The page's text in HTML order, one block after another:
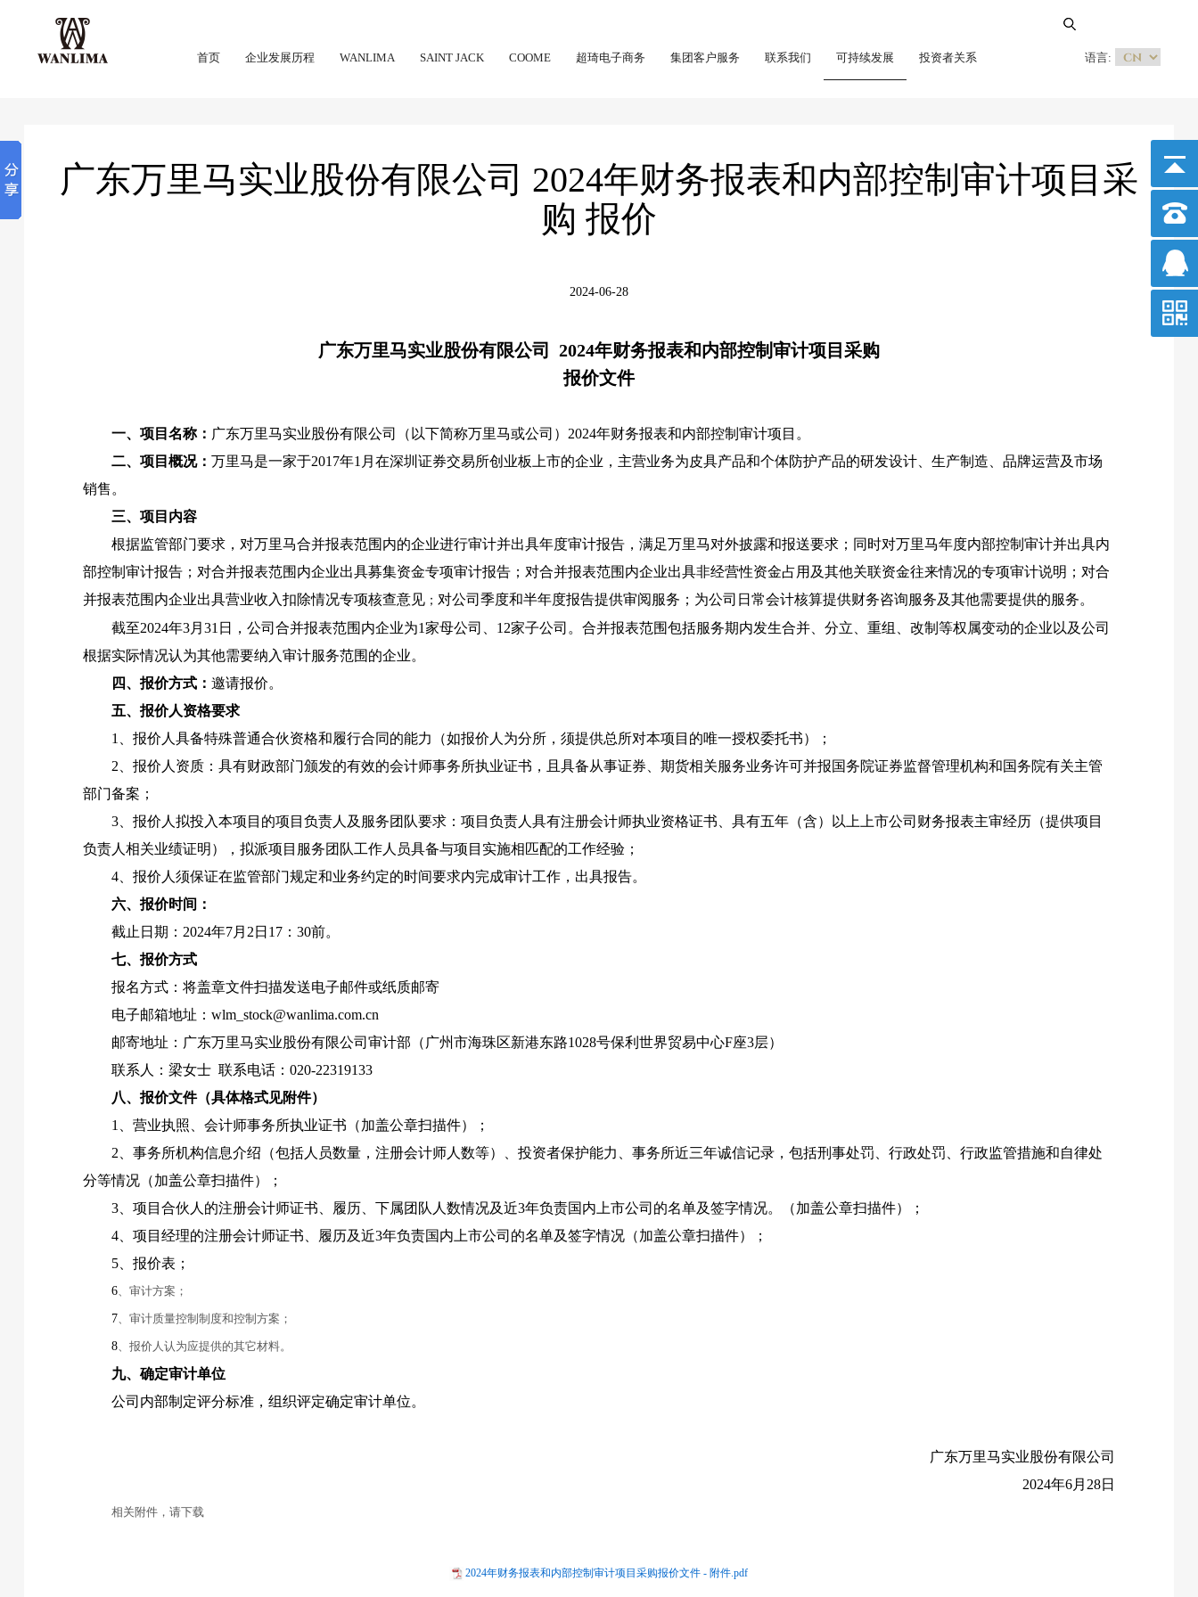
首页 企业发展历程 WANLIMA SAINT JACK COOME 超琦电子商务 集团客户服务 联系我们 可持续发展 投资者关系 语言:
广东万里马实业股份有限公司 2024年财务报表和内部控制审计项目采
购 报价
2024-06-28
广东万里马实业股份有限公司 2024年财务报表和内部控制审计项目采购
报价文件
一、 项目名称： 广东万里马实业股份有限公司（以下简称万里马或公司） 2024年财务报表和内部控制审计项目。
二、项目概况： 万里马是一家于2017年1 月在深圳证券交易所创业板上市的企业，主营业务为皮具产品和个体防护产品的研发设计、生产制造、品牌运营及市场
销售。
三、项目内容
根据监管部门要求，对万里马合并报表范围内的企业进行审计并出具年度审计报告，满足万里马对外披露和报送要求；同时对万里马年度内部控制审计并出具内
部控制审计报告；对合并报表范围内企业出具募集资金专项审计报告；对合并报表范围内企业出具非经营性资金占用及其他关联资金往来情况的专项审计说明；对合
并报表范围内企业出具营业收入扣除情况专项核查意见； 对公司季度和半年度报告提供审阅服务；为公司日常会计核算提供财务咨询服务及其他需要提供的服务。
截至2024年3月 31 日，公司合并报表范围内企业为1家母公司、 12家子公司。合并报表范围包括服务期内发生合并、分立、重组、改制等权属变动的企业以及公司
根据实际情况认为其他需要纳入审计服务范围的企业。
四、报价方式： 邀请报价。
五、报价人资格要求
1
、报价人具备特殊普通合伙资格和履行合同的能力（如报价人为分所，须提供总所对本项目的唯一授权委托书）；
2 、报价人资质：具有财政部门颁发的有效的会计师事务所执业证书，且具备从事证券、期货相关服务业务许可并报国务院证券监督管理机构和国务院有关主管
部门备案；
3、报价人拟投入本项目的项目负责人及服务团队要求：项目负责人具有注册会计师执业资格证书、具有五年（含）以上上市公司财务报表主审经历（提供项目
负责人相关业绩证明），拟派项目服务团队工作人员具备与项目实施相匹配的工作经验；
4、报价人须保证在监管部门规定和业务约定的时间要求内完成审计工作，出具报告。
六、报价时间：
截止日期： 2024年7月 2 日 17： 30前。
七、报价方式
报名方式：将盖章文件扫描发送电子邮件或纸质邮寄
电子邮箱地址： wlm_stock@wanlima.com.cn
邮寄地址：广东万里马实业股份有限公司审计部（广州市海珠区新港东路1028号保利世界贸易中心F座3层）
联系人：梁女士 联系电话： 020-22319133
八、报价文件（具体格式见附件）
1
、营业执照、会计师事务所执业证书（加盖公章扫描件）；
2 、事务所机构信息介绍（包括人员数量，注册会计师人数等）、投资者保护能力、事务所近三年诚信记录，包括刑事处罚、行政处罚、行政监管措施和自律处
分等情况（加盖公章扫描件）；
3、项目合伙人的注册会计师证书、履历、下属团队人数情况及近3年负责国内上市公司的名单及签字情况。（加盖公章扫描件）；
4、项目经理的注册会计师证书、履历及近3年负责国内上市公司的名单及签字情况（加盖公章扫描件）；
5、报价表；
6、审计方案；
7、审计质量控制制度和控制方案；
8、报价人认为应提供的其它材料。
九、确定审计单位
公司内部制定评分标准，组织评定确定审计单位。
广东万里马实业股份有限公司
2024年6月 28日
相关附件，请下载
2024年财务报表和内部控制审计项目采购报价文件 - 附件.pdf